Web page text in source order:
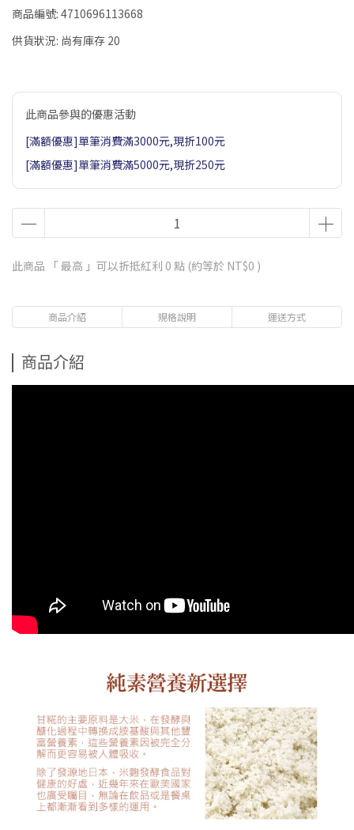
商品編號: 4710696113668
供貨狀況: 尚有庫存 20
此商品參與的優惠活動
[滿額優惠]單筆消費滿3000元,現折100元
[滿額優惠]單筆消費滿5000元,現折250元
此商品 「 最高 」可以折抵紅利 0 點 (約等於 NT$0 )
商品介紹 規格說明 運送方式
商品介紹